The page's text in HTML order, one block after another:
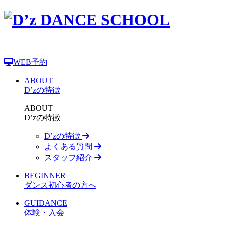
WEB予約
ABOUT
D’zの特徴
ABOUT
D’zの特徴
D’zの特徴
よくある質問
スタッフ紹介
BEGINNER
ダンス初心者の方へ
GUIDANCE
体験・入会